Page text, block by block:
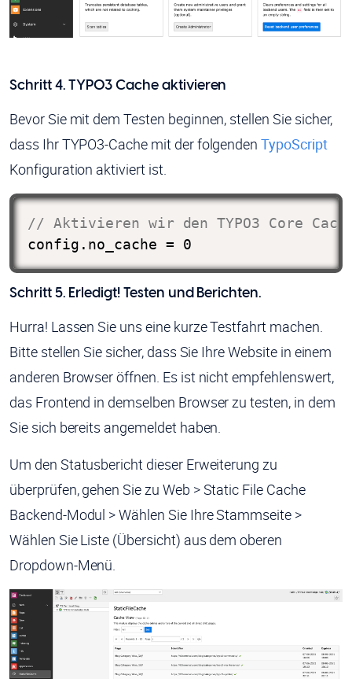
Schritt 4. TYPO3 Cache aktivieren
Bevor Sie mit dem Testen beginnen, stellen Sie sicher,
dass Ihr TYPO3-Cache mit der folgendenTypoScript
Konfiguration aktiviert ist.
// Aktivieren wir den TYPO3 Core
config.no_cache = 0
Schritt 5. Erledigt! Testen und Berichten.
Hurra! Lassen Sie uns eine kurze Testfahrt machen.
Bitte stellen Sie sicher, dass Sie Ihre Website in einem
anderen Browser öffnen. Es ist nicht empfehlenswert,
das Frontend in demselben Browser zu testen, in dem
Sie sich bereits angemeldet haben.
Um den Statusbericht dieser Erweiterung zu
überprüfen, gehen Sie zu Web > Static File Cache
Backend-Modul > Wählen Sie Ihre Stammseite >
Wählen Sie Liste (Übersicht) aus dem oberen
Dropdown-Menü.